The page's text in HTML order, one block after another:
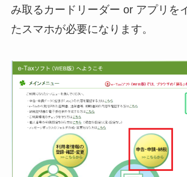
み取るカードリーダー or アプリを
たスマホが必要になります。